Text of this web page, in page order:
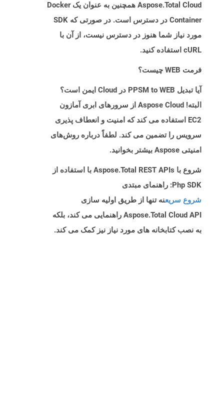
Aspose.Total Cloud همچنین به عنوان یک Docker
Container در دسترس است. در صورتی که SDK
مورد نیاز شما هنوز در دسترس نیست، از آن با
cURL استفاده کنید.
فرمت WEB چیست؟
آیا تبدیل PPSM to WEB در Cloud ایمن است؟
البته! Aspose Cloud از سرورهای ابری آمازون
EC2 استفاده می کند که امنیت و انعطاف پذیری
سرویس را تضمین می کند. لطفاً درباره روش‌های
امنیتی Aspose بیشتر بخوانید.
شروع با Aspose.Total REST APIs با استفاده از
Php SDK: راهنمای مبتدی
شروع سریعنه تنها از طریق اولیه سازی
Aspose.Total Cloud API راهنمایی می کند، بلکه
به نصب کتابخانه های مورد نیاز نیز کمک می کند.